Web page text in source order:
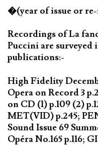
�(year of issue or
Recordings of La
Puccini are
publications:-
High Fidelity
Opera on Record 3
on CD (1) p.109 (2)
MET(VID) p.245;
Sound Issue 69
Opéra No.165 p.116;